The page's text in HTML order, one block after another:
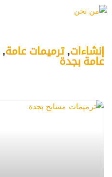
إنشاءات,ترميمات عامة,
عامة بجدة